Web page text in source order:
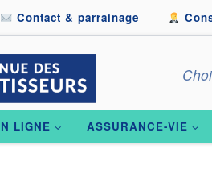
Contact & parrainage
LIGNE ASSURANCE-VIE